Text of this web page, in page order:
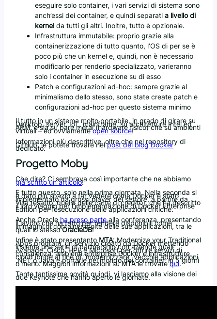
eseguire solo container, i vari servizi di sistema sono
anch’essi dei container, e quindi separati a livello di
kernel da tutti gli altri. Inoltre, tutto è opzionale.
Infrastruttura immutabile: proprio grazie alla
containerizzazione di tutto quanto, l’OS di per se è
poco più che un kernel e, quindi, non è necessario
modificarlo per renderlo specializzato, varieranno
solo i container in esecuzione su di esso
Patch e configurazioni ad-hoc: sempre grazie al
minimalismo dello stesso, sono state create patch e
configurazioni ad-hoc per questo sistema minimo
Il tutto in un sistema molto portabile, in grado di girare su
Desktop, server, IoT, mainframe, su architetture Intel ed
ARM, e sia su bare metal (hardware fisico) che su ambienti
virtuali – ed ovviamenteopen source!
Informazioni più descrittive, oltre che nel repository di
GitHub, le potete trovare nelpost del blog Docker
dedicato.
Progetto Moby
Che dire? Ci sembrava così importante che ne abbiamo
già scritto un articolo!
E tutto questo, solo nella prima giornata. Nella seconda si
è dato più spazio a far vedere come Docker è stato
implementato da grossi player del settore, a partire da
Visa (esatto, quella delle carte di credito), che ha descritto
il loro viaggio per l’implementazione di Docker Enterprise
Edition per l’esecuzione delle applicazioni critiche.
Anche Oracle ha preso partealla conferenza, presentando
il lavoro che ha fatto per rendere disponibili come
immagini di container molte delle sue applicazioni, tra le
quali lo stessoOracleDB!
Infine è stato presentanto MTA: Modernize your Traditional
Apps program, un servizio creato da Docker mettendo
insieme una serie di partnership con aziende quali
Avanade, Cisco, HPE e Microsoft per offrire servizi di
consulenza, ambienti enterprise Docker e infrastrutture
cloud ibride al fine di “modernizzare” vecchie applicazioni
.NET o Java e portarle nel mondo dei container, in 5 giorni
o meno. Maggiori informazioni su MTA le trovatequi.
Tante tantissime novità quindi, vi lasciamo alla visione dei
due Keynote che hanno aperto le giornate.